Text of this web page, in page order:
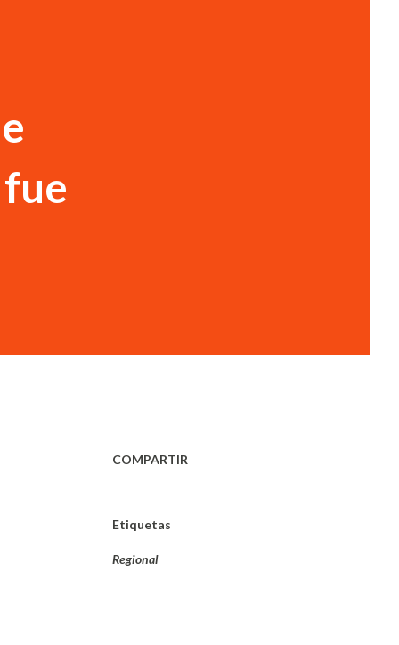
COMPARTIR
Etiquetas
Regional